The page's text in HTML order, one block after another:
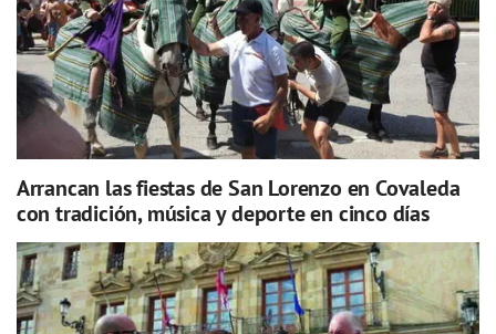
Arrancan las fiestas de San Lorenzo en Covaleda
con tradición, música y deporte en cinco días